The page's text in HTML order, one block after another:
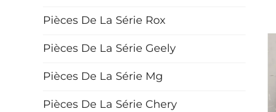
Pièces De La Série Rox
Pièces De La Série Geely
Pièces De La Série Mg
Pièces De La Série Chery